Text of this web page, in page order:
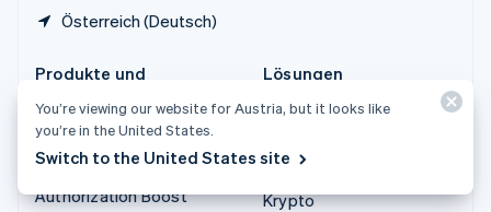
Österreich (Deutsch)
Produkte und
Preisinformationen
Preisinformationen
Atlas
Authorization Boost
Lösungen
Unternehmen
Agentenbasierter Handel
Krypto
You’re viewing our website for Austria, but it looks like
you’re in the United States.
Switch to the United States site